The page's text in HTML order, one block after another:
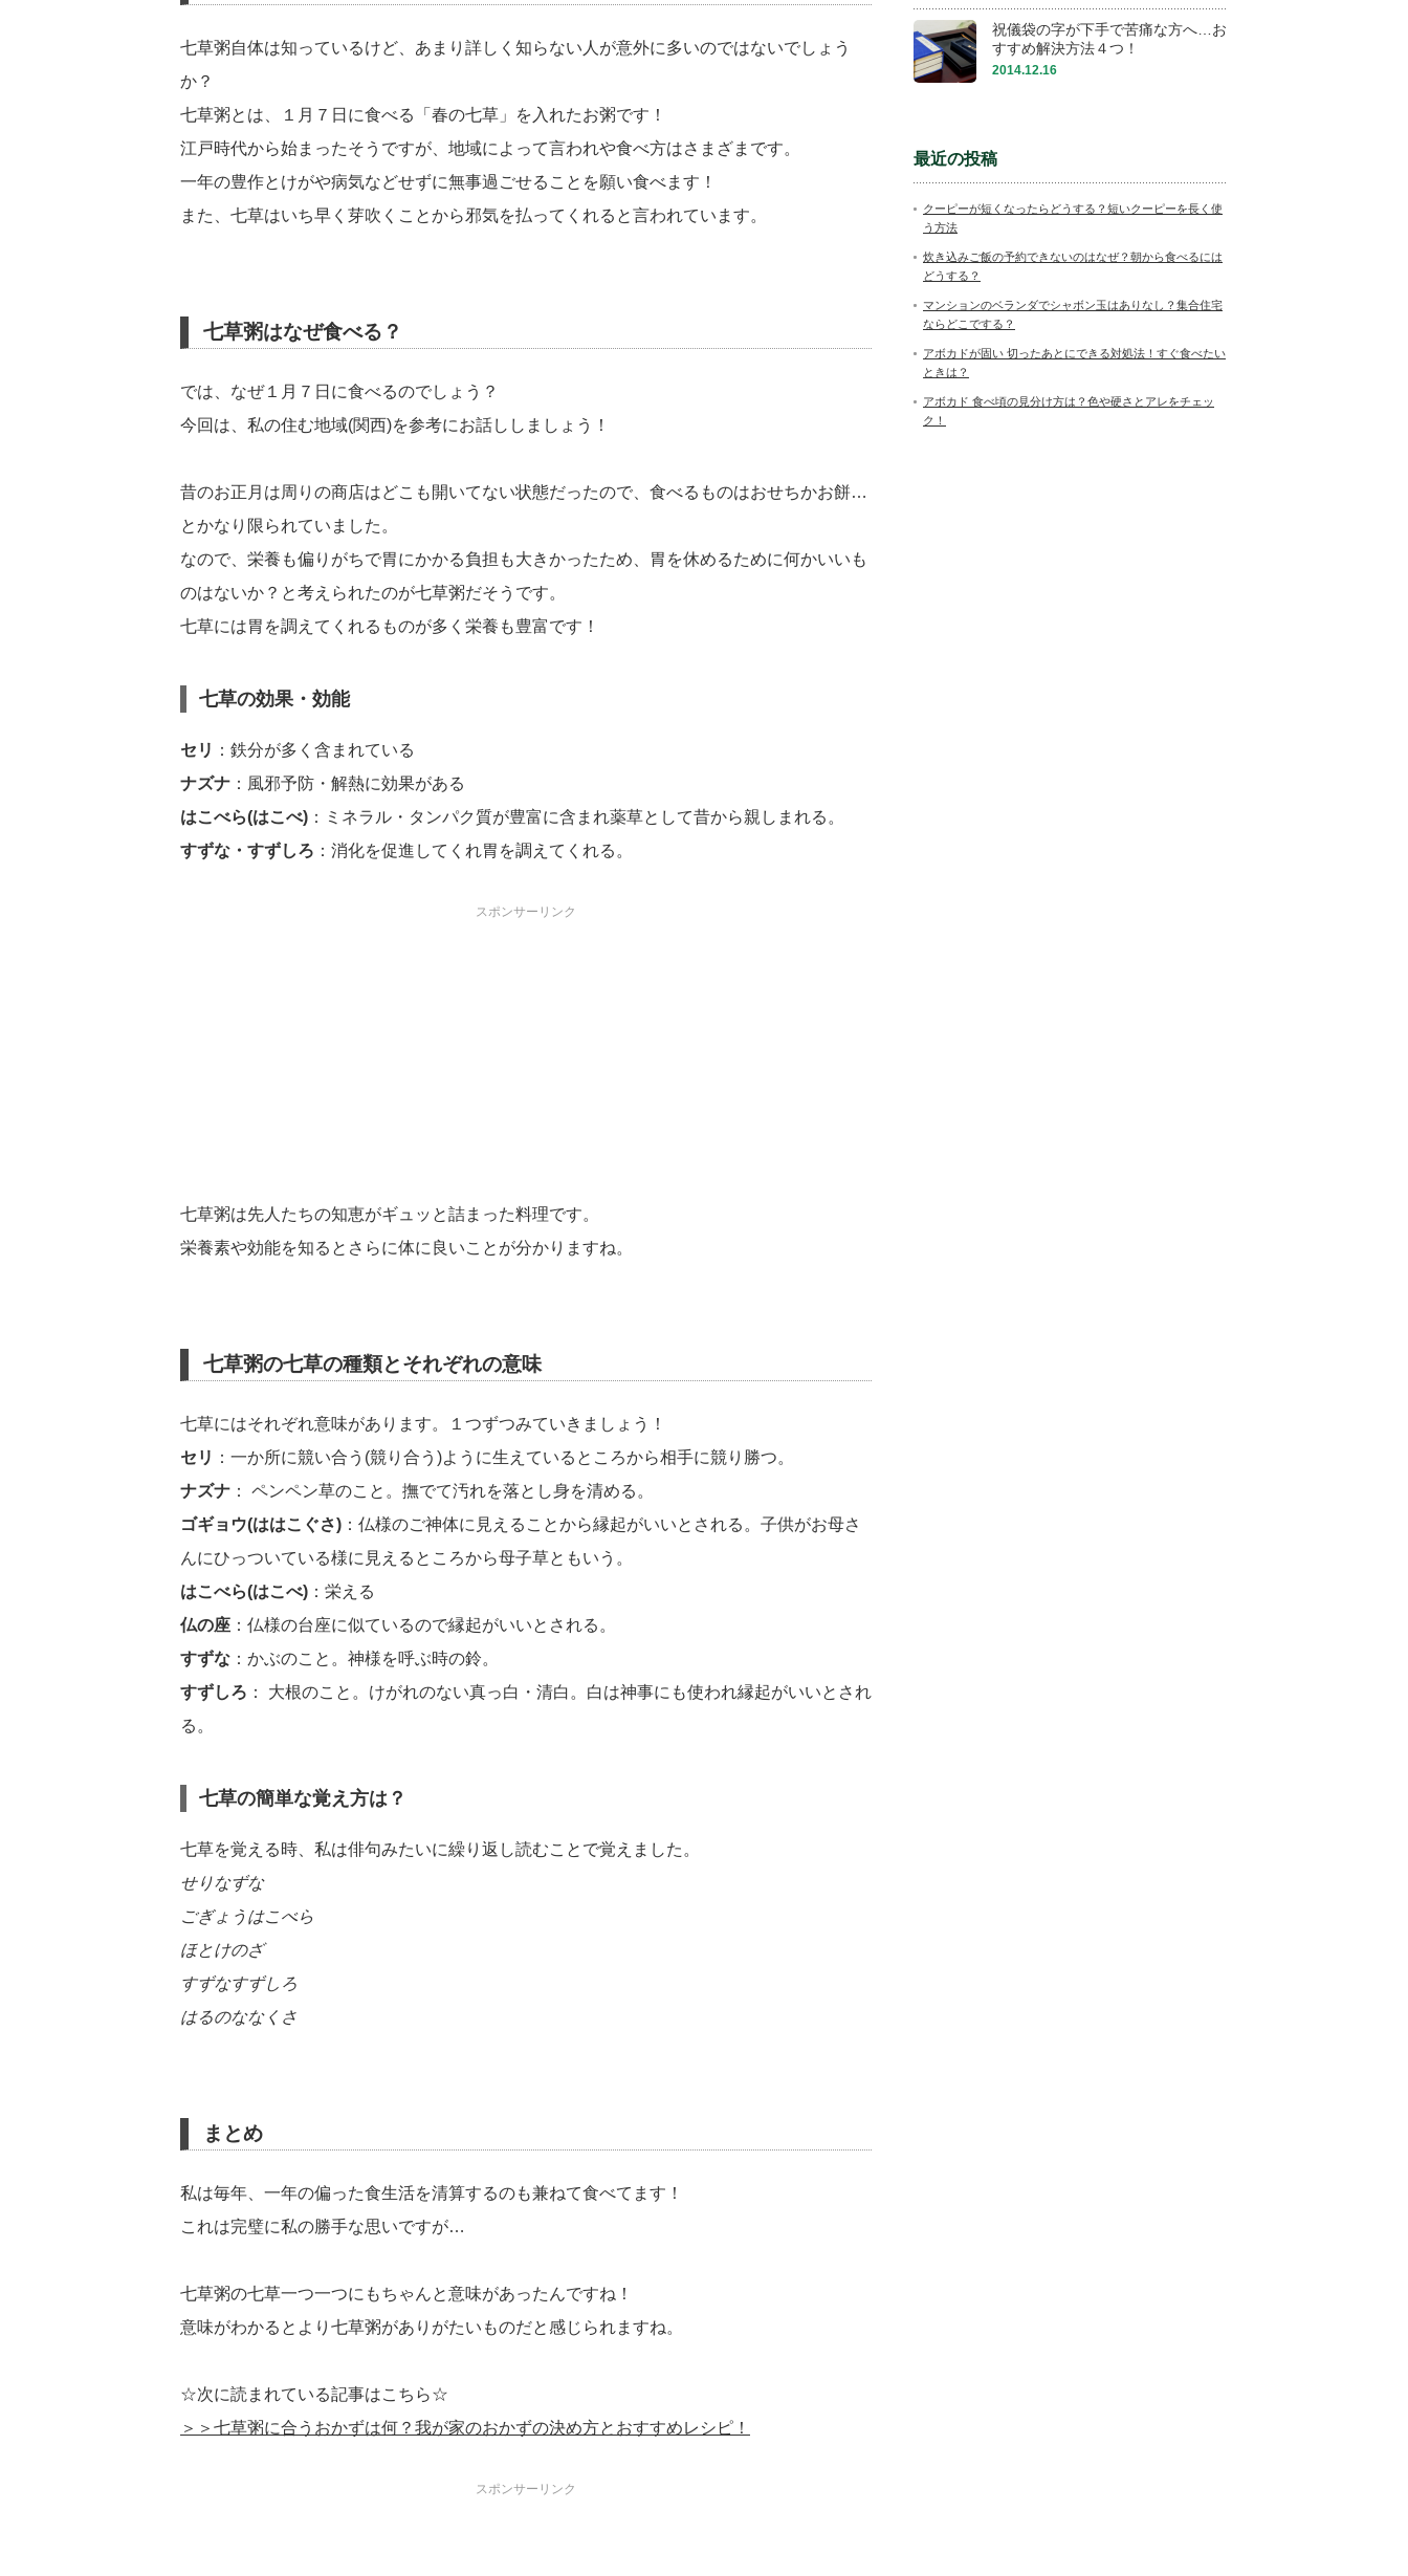
七草粥自体は知っているけど、あまり詳しく知らない人が意外に多いのではないでしょう
か？
七草粥とは、１月７日に食べる「春の七草」を入れたお粥です！
江戸時代から始まったそうですが、地域によって言われや食べ方はさまざまです。
一年の豊作とけがや病気などせずに無事過ごせることを願い食べます！
また、七草はいち早く芽吹くことから邪気を払ってくれると言われています。
七草粥はなぜ食べる？
では、なぜ１月７日に食べるのでしょう？
今回は、私の住む地域(関西)を参考にお話ししましょう！
昔のお正月は周りの商店はどこも開いてない状態だったので、食べるものはおせちかお餅…
とかなり限られていました。
なので、栄養も偏りがちで胃にかかる負担も大きかったため、胃を休めるために何かいいも
のはないか？と考えられたのが七草粥だそうです。
七草には胃を調えてくれるものが多く栄養も豊富です！
七草の効果・効能
セリ ：鉄分が多く含まれている
ナズナ ：風邪予防・解熱に効果がある
はこべら(はこべ) ：ミネラル・タンパク質が豊富に含まれ薬草として昔から親しまれる。
すずな・すずしろ ：消化を促進してくれ胃を調えてくれる。
スポンサーリンク
七草粥は先人たちの知恵がギュッと詰まった料理です。
栄養素や効能を知るとさらに体に良いことが分かりますね。
七草粥の七草の種類とそれぞれの意味
七草にはそれぞれ意味があります。１つずつみていきましょう！
セリ ：一か所に競い合う(競り合う)ように生えているところから相手に競り勝つ。
ナズナ ： ペンペン草のこと。撫でて汚れを落とし身を清める。
ゴギョウ(ははこぐさ) ：仏様のご神体に見えることから縁起がいいとされる。子供がお母さ
んにひっついている様に見えるところから母子草ともいう。
はこべら(はこべ) ：栄える
仏の座 ：仏様の台座に似ているので縁起がいいとされる。
すずな ：かぶのこと。神様を呼ぶ時の鈴。
すずしろ ： 大根のこと。けがれのない真っ白・清白。白は神事にも使われ縁起がいいとされ
る。
七草の簡単な覚え方は？
七草を覚える時、私は俳句みたいに繰り返し読むことで覚えました。
せりなずな
ごぎょうはこべら
ほとけのざ
すずなすずしろ
はるのななくさ
まとめ
私は毎年、一年の偏った食生活を清算するのも兼ねて食べてます！
これは完璧に私の勝手な思いですが…
七草粥の七草一つ一つにもちゃんと意味があったんですね！
意味がわかるとより七草粥がありがたいものだと感じられますね。
☆次に読まれている記事はこちら☆
＞＞七草粥に合うおかずは何？我が家のおかずの決め方とおすすめレシピ！
スポンサーリンク
祝儀袋の字が下手で苦痛な方へ…お
すすめ解決方法４つ！
2014.12.16
最近の投稿
クーピーが短くなったらどうする？短いクーピーを長く使
う方法
炊き込みご飯の予約できないのはなぜ？朝から食べるには
どうする？
マンションのベランダでシャボン玉はありなし？集合住宅
ならどこでする？
アボカドが固い 切ったあとにできる対処法！すぐ食べたい
ときは？
アボカド 食べ頃の見分け方は？色や硬さとアレをチェッ
ク！